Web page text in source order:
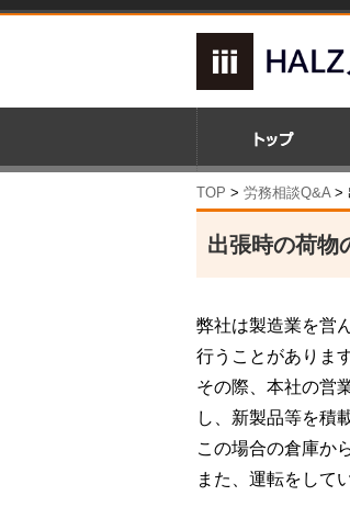
TOP > 労務相談Q&A>
出張時の荷物
弊社は製造業を営
行うことがあります
その際、本社の営
し、新製品等を積
この場合の倉庫か
また、運転をして